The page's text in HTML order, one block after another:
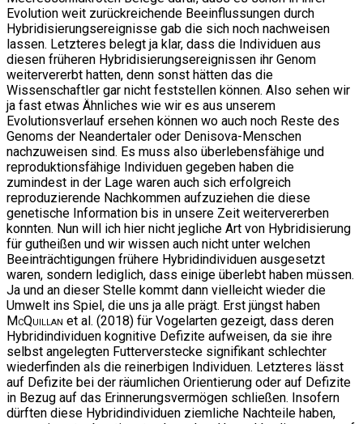
Evolution weit zurückreichende Beeinflussungen durch
Hybridisierungsereignisse gab die sich noch nachweisen
lassen. Letzteres belegt ja klar, dass die Individuen aus
diesen früheren Hybridisierungsereignissen ihr Genom
weitervererbt hatten, denn sonst hätten das die
Wissenschaftler gar nicht feststellen können. Also sehen wir
ja fast etwas Ähnliches wie wir es aus unserem
Evolutionsverlauf ersehen können wo auch noch Reste des
Genoms der Neandertaler oder Denisova-Menschen
nachzuweisen sind. Es muss also überlebensfähige und
reproduktionsfähige Individuen gegeben haben die
zumindest in der Lage waren auch sich erfolgreich
reproduzierende Nachkommen aufzuziehen die diese
genetische Information bis in unsere Zeit weitervererben
konnten. Nun will ich hier nicht jegliche Art von Hybridisierung
für gutheißen und wir wissen auch nicht unter welchen
Beeinträchtigungen frühere Hybridindividuen ausgesetzt
waren, sondern lediglich, dass einige überlebt haben müssen.
Ja und an dieser Stelle kommt dann vielleicht wieder die
Umwelt ins Spiel, die uns ja alle prägt. Erst jüngst haben
McQuillan et al. (2018) für Vogelarten gezeigt, dass deren
Hybridindividuen kognitive Defizite aufweisen, da sie ihre
selbst angelegten Futterverstecke signifikant schlechter
wiederfinden als die reinerbigen Individuen. Letzteres lässt
auf Defizite bei der räumlichen Orientierung oder auf Defizite
in Bezug auf das Erinnerungsvermögen schließen. Insofern
dürften diese Hybridindividuen ziemliche Nachteile haben,